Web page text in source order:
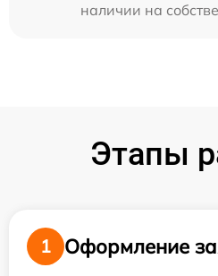
наличии на
Этапы
1
Оформление